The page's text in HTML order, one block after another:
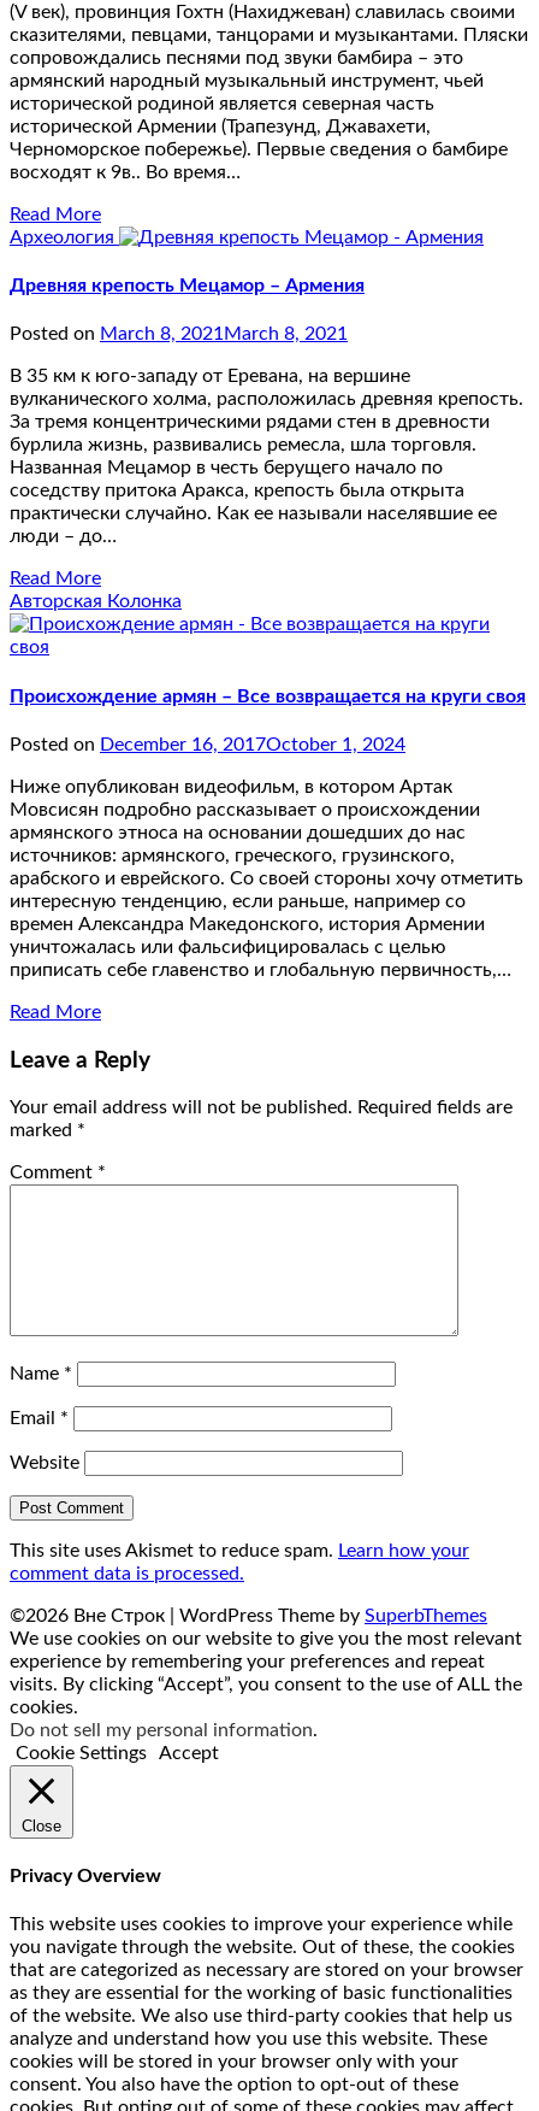
(V век), провинция Гохтн (Нахиджеван) славилась своими
сказителями, певцами, танцорами и музыкантами. Пляски
сопровождались песнями под звуки бамбира – это
армянский народный музыкальный инструмент, чьей
исторической родиной является северная часть
исторической Армении (Трапезунд, Джавахети,
Черноморское побережье). Первые сведения о бамбире
восходят к 9в.. Во время…
Read More
Археология
Древняя крепость Мецамор – Армения
Posted on March 8, 2021March 8, 2021
В 35 км к юго-западу от Еревана, на вершине
вулканического холма, расположилась древняя крепость.
За тремя концентрическими рядами стен в древности
бурлила жизнь, развивались ремесла, шла торговля.
Названная Мецамор в честь берущего начало по
соседству притока Аракса, крепость была открыта
практически случайно. Как ее называли населявшие ее
люди – до…
Read More
Авторская Колонка
Происхождение армян – Все возвращается на круги своя
Posted on December 16, 2017October 1, 2024
Ниже опубликован видеофильм, в котором Артак
Мовсисян подробно рассказывает о происхождении
армянского этноса на основании дошедших до нас
источников: армянского, греческого, грузинского,
арабского и еврейского. Со своей стороны хочу отметить
интересную тенденцию, если раньше, например со
времен Александра Македонского, история Армении
уничтожалась или фальсифицировалась с целью
приписать себе главенство и глобальную первичность,…
Read More
Leave a Reply
Your email address will not be published. Required fields are
marked *
Comment *
Name *
Email *
Website
This site uses Akismet to reduce spam. Learn how your
comment data is processed.
©2026 Вне Строк | WordPress Theme by SuperbThemes
We use cookies on our website to give you the most relevant
experience by remembering your preferences and repeat
visits. By clicking “Accept”, you consent to the use of ALL the
cookies.
Do not sell my personal information.
Cookie Settings
Accept
Close
Privacy Overview
This website uses cookies to improve your experience while
you navigate through the website. Out of these, the cookies
that are categorized as necessary are stored on your browser
as they are essential for the working of basic functionalities
of the website. We also use third-party cookies that help us
analyze and understand how you use this website. These
cookies will be stored in your browser only with your
consent. You also have the option to opt-out of these